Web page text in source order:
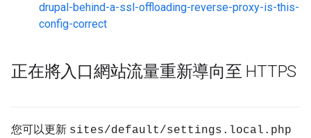
drupal-behind-a-ssl-offloading-reverse-proxy-is-this-
config-correct
正在將入口網站流量重新導向至 HTTPS
您可以更新 sites/default/settings.local.php